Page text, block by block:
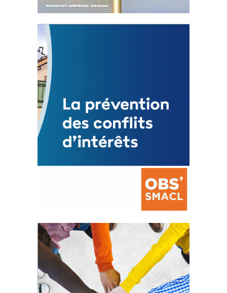
Statut de l’élu local
3 avril 2024
Mise à jour avril 2024
FEUILLETER
La prévention des conflits
d’intérêts
18 septembre 2023
FEUILLETER